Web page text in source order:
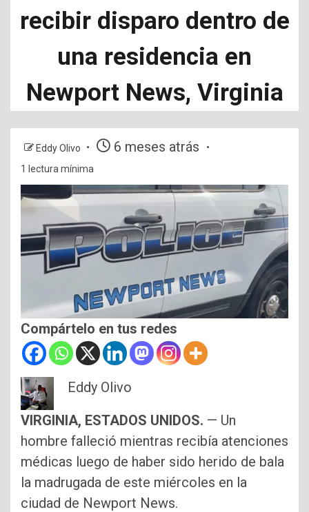
recibir disparo dentro de
una residencia en
Newport News, Virginia
Eddy Olivo 6 meses atrás
1 lectura mínima
Compártelo en tus redes
Eddy Olivo
VIRGINIA, ESTADOS UNIDOS. — Un
hombre falleció mientras recibía atenciones
médicas luego de haber sido herido de bala
la madrugada de este miércoles en la
ciudad de Newport News.